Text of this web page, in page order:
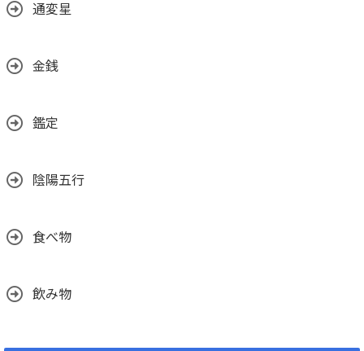
通変星
金銭
鑑定
陰陽五行
食べ物
飲み物